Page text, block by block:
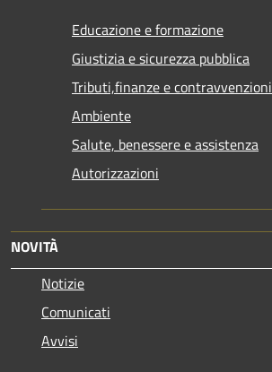
Educazione e formazione
Giustizia e sicurezza pubblica
Tributi,finanze e contravvenzioni
Ambiente
Salute, benessere e assistenza
Autorizzazioni
NOVITÀ
Notizie
Comunicati
Avvisi